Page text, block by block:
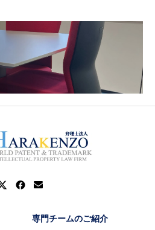
専門チームのご紹介